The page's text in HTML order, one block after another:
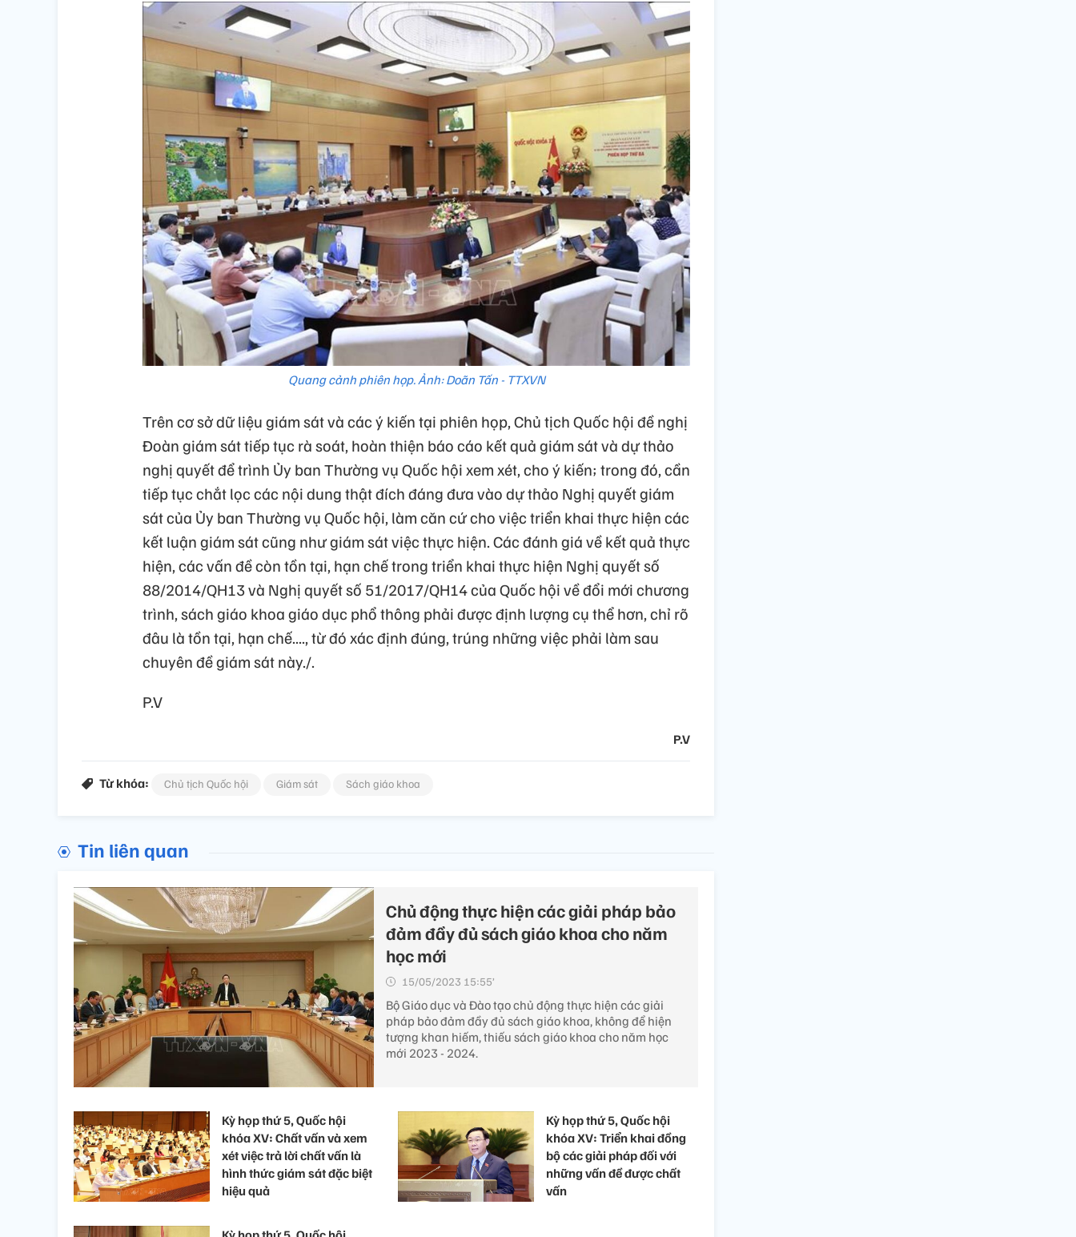
Quang cảnh phiên họp. Ảnh: Doãn Tấn - TTXVN
Trên cơ sở dữ liệu giám sát và các ý kiến tại phiên họp, Chủ tịch Quốc hội đề nghị
Đoàn giám sát tiếp tục rà soát, hoàn thiện báo cáo kết quả giám sát và dự thảo
nghị quyết để trình Ủy ban Thường vụ Quốc hội xem xét, cho ý kiến; trong đó, cần
tiếp tục chắt lọc các nội dung thật đích đáng đưa vào dự thảo Nghị quyết giám
sát của Ủy ban Thường vụ Quốc hội, làm căn cứ cho việc triển khai thực hiện các
kết luận giám sát cũng như giám sát việc thực hiện. Các đánh giá về kết quả thực
hiện, các vấn đề còn tồn tại, hạn chế trong triển khai thực hiện Nghị quyết số
88/2014/QH13 và Nghị quyết số 51/2017/QH14 của Quốc hội về đổi mới chương
trình, sách giáo khoa giáo dục phổ thông phải được định lượng cụ thể hơn, chỉ rõ
đâu là tồn tại, hạn chế...., từ đó xác định đúng, trúng những việc phải làm sau
chuyên đề giám sát này./.
P.V
P.V
Từ khóa: Chủ tịch Quốc hội Giám sát Sách giáo khoa
Tin liên quan
Chủ động thực hiện các giải pháp bảo
đảm đầy đủ sách giáo khoa cho năm
học mới
15/05/2023 15:55’
Bộ Giáo dục và Đào tạo chủ động thực hiện các giải
pháp bảo đảm đầy đủ sách giáo khoa, không để hiện
tượng khan hiếm, thiếu sách giáo khoa cho năm học
mới 2023 - 2024.
Kỳ họp thứ 5, Quốc hội
khóa XV: Chất vấn và xem
xét việc trả lời chất vấn là
hình thức giám sát đặc biệt
hiệu quả
Kỳ họp thứ 5, Quốc hội
khóa XV: Triển khai đồng
bộ các giải pháp đối với
những vấn đề được chất
vấn